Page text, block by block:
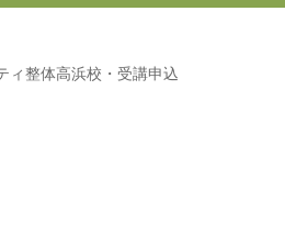
ィ整体高浜校・受講申込